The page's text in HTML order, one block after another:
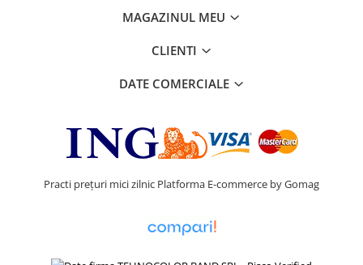
MAGAZINUL MEU
CLIENTI
DATE COMERCIALE
Practi prețuri mici zilnic Platforma E-commerce by Gomag